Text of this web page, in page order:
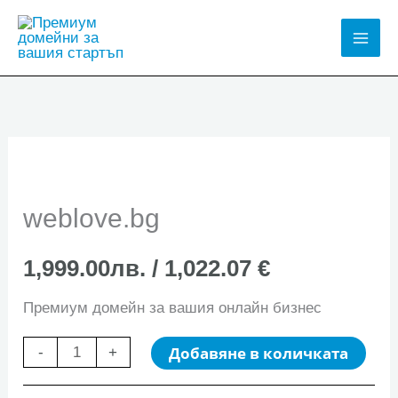
Skip
weblove.bg
1,999.00лв. / 1,022.07 €
Премиум домейн за вашия онлайн бизнес
-
количество
+ Добавяне в количката